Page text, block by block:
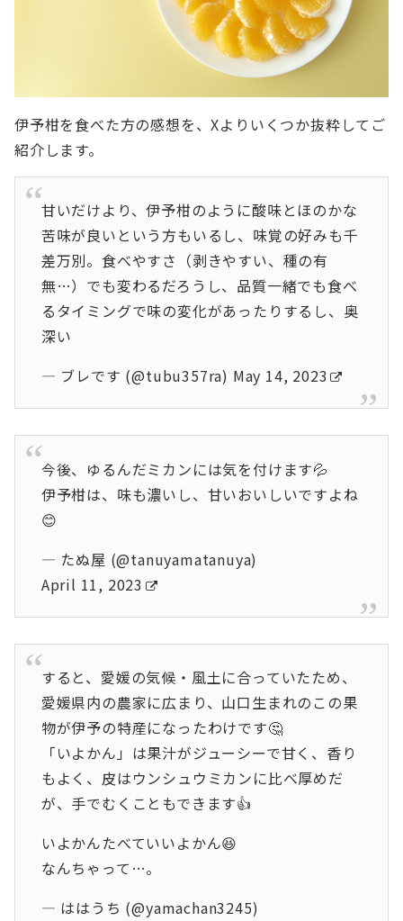
伊予柑を食べた方の感想を、Xよりいくつか抜粋してご
紹介します。
甘いだけより、伊予柑のように酸味とほのかな
苦味が良いという方もいるし、味覚の好みも千
差万別。食べやすさ（剥きやすい、種の有
無…）でも変わるだろうし、品質一緒でも食べ
るタイミングで味の変化があったりするし、奥
深い
— ブレです (@tubu357ra) May 14, 2023
今後、ゆるんだミカンには気を付けます💦
伊予柑は、味も濃いし、甘いおいしいですよね
😊
— たぬ屋 (@tanuyamatanuya)
April 11, 2023
すると、愛媛の気候・風土に合っていたため、
愛媛県内の農家に広まり、山口生まれのこの果
物が伊予の特産になったわけです🤔
「いよかん」は果汁がジューシーで甘く、香り
もよく、皮はウンシュウミカンに比べ厚めだ
が、手でむくこともできます👍
いよかんたべていいよかん😆
なんちゃって…。
— ははうち (@yamachan3245)